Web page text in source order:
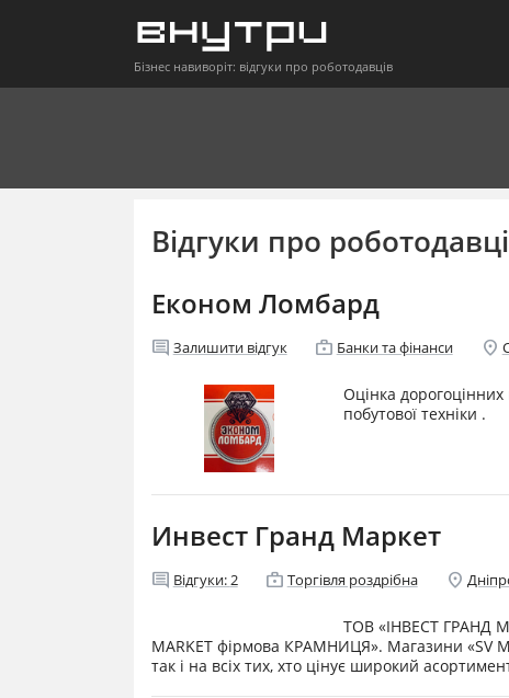
Бізнес навиворіт: відгуки про роботодавців
Відгуки про
Економ Ломбард
comment Залишити відгук enterprise Банки та фінанси location_on
Оцінка
побутової техніки .
Инвест Гранд Маркет
comment Відгуки:2 enterprise Торгівля роздрібна location_on
ТОВ «ІНВЕСТ ГРАНД
MARKET фірмова КРАМНИЦЯ». Магазини «SV
так і на всіх тих, хто цінує широкий